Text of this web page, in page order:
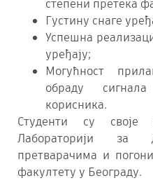
степени претека
Густину снаге
Успешна
уређају;
Могућност
обраду
корисника.
Студенти су
Лабораторији за
претварачима и
факултету у Београду.